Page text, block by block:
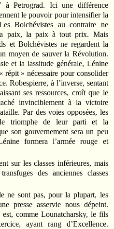
à Petrograd. Ici une différence
le pouvoir pour intensifier la
Bolchévistes au contraire ne
paix, la paix à tout prix. Mais
et Bolchévistes ne regardent la
moyen de sauver la Révolution.
et la lassitude générale, Lénine
répit » nécessaire pour consolider
Robespierre, à l’inverse, sentant
ses ressources, croît que le
invinciblement à la victoire
Par des voies opposées, les
le triomphe de leur parti et la
son gouvernement sera un peu
formera l’armée rouge et
sur les classes inférieures, mais
des anciennes classes
ne sont pas, pour la plupart, les
presse asservie nous dépeint.
comme Lounatcharsky, le fils
ayant rang d’Excellence.